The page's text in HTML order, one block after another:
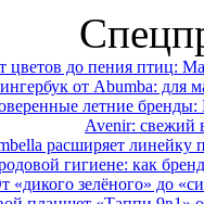
цветов до пения птиц:
от Abumba: для
летние
Avenir: свежий
расширяет линейку
гигиене: как
«дикого зелёного» до